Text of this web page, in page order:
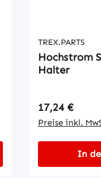
TREX.PARTS
Hochstrom
Halter
Regulärer
17,24 €
Preise inkl.
In